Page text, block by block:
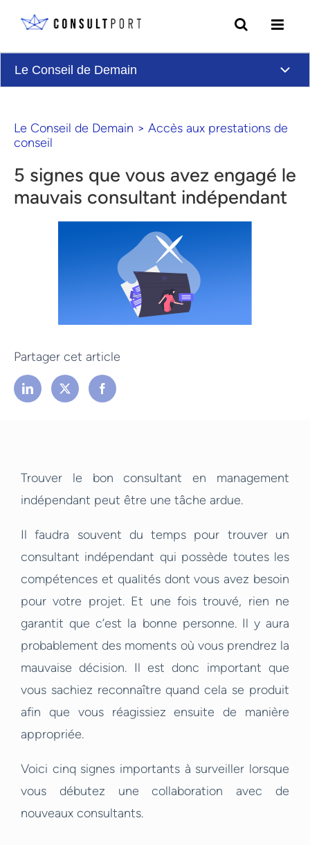
Le Conseil de Demain
Le Conseil de Demain > Accès aux prestations de
conseil
5 signes que vous avez engagé le
mauvais consultant indépendant
Partager cet article
Trouver le bon consultant en management
indépendant peut être une tâche ardue.
Il faudra souvent du temps pour trouver un
consultant indépendant qui possède toutes les
compétences et qualités dont vous avez besoin
pour votre projet. Et une fois trouvé, rien ne
garantit que c’est la bonne personne. Il y aura
probablement des moments où vous prendrez la
mauvaise décision. Il est donc important que
vous sachiez reconnaître quand cela se produit
afin que vous réagissiez ensuite de manière
appropriée.
Voici cinq signes importants à surveiller lorsque
vous débutez une collaboration avec de
nouveaux consultants.